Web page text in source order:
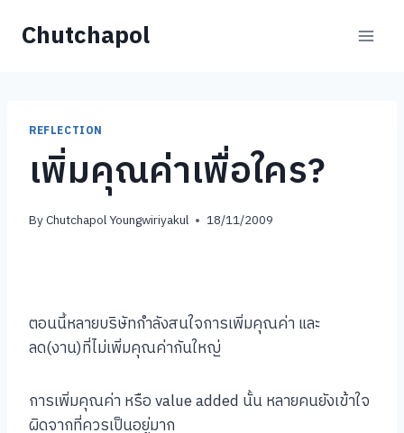
Chutchapol
REFLECTION
เพิ่มคุณค่าเพื่อใคร?
ByChutchapol Youngwiriyakul 18/11/2009
ตอนนี้หลายบริษัทกำลังสนใจการเพิ่มคุณค่า และ
ลด(งาน)ที่ไม่เพิ่มคุณค่ากันใหญ่
การเพิ่มคุณค่า หรือ value added นั้น หลายคนยังเข้าใจ
ผิดจากที่ควรเป็นอยู่มาก